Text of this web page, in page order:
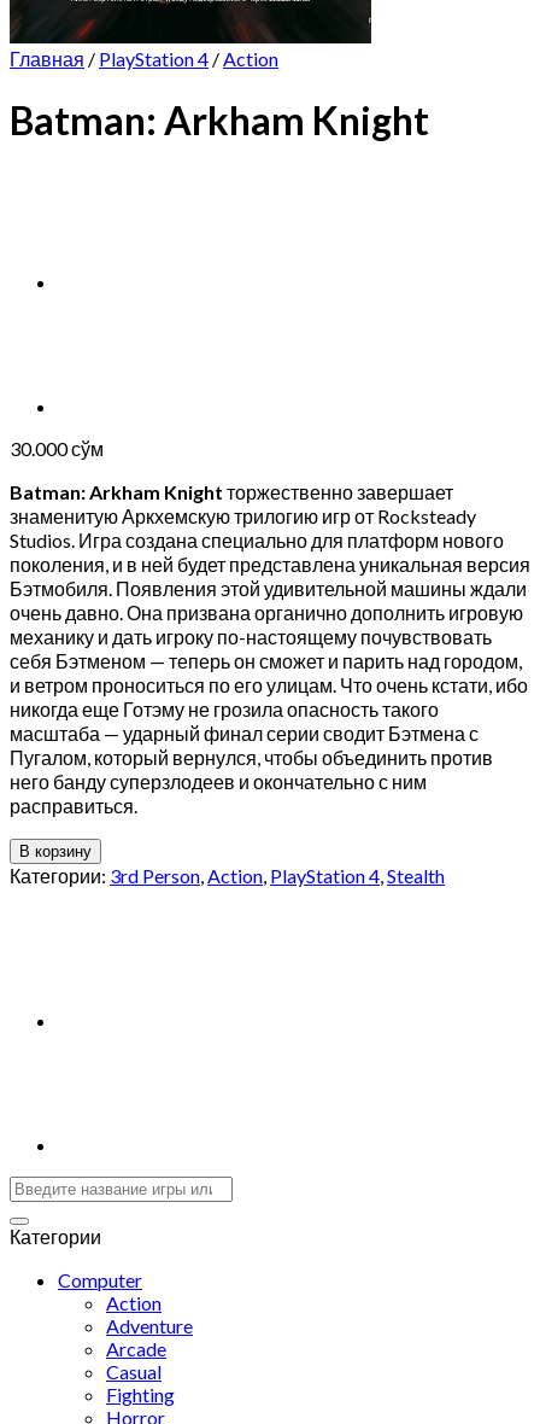
Главная / PlayStation 4 / Action
Batman: Arkham Knight
30.000сўм
Batman: Arkham Knight торжественно завершает
знаменитую Аркхемскую трилогию игр от Rocksteady
Studios. Игра создана специально для платформ нового
поколения, и в ней будет представлена уникальная версия
Бэтмобиля. Появления этой удивительной машины ждали
очень давно. Она призвана органично дополнить игровую
механику и дать игроку по-настоящему почувствовать
себя Бэтменом — теперь он сможет и парить над городом,
и ветром проноситься по его улицам. Что очень кстати, ибо
никогда еще Готэму не грозила опасность такого
масштаба — ударный финал серии сводит Бэтмена с
Пугалом, который вернулся, чтобы объединить против
него банду суперзлодеев и окончательно с ним
расправиться.
В корзину
Категории: 3rd Person,Action, PlayStation 4,Stealth
Категории
Computer
Action
Adventure
Arcade
Casual
Fighting
Horror